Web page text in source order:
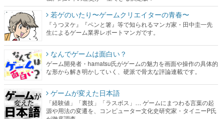
なんでゲームは面白い？
ゲーム開発者・hamatsu氏がゲームの魅力を画面や操作の具体的
な形から解き明かしていく、硬派で骨太な評論連載です。
ゲームが変えた日本語
「経験値」「裏技」「ラスボス」… ゲームにまつわる言葉の起
源や用法の変遷を、コンピューター文化史研究家・タイニーP氏
カテゴリ